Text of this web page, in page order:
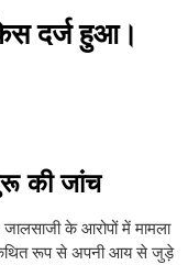
केस दर्ज हुआ।
की जांच
के आरोपों में मामला
ने कथित रूप से अपनी आय से जुड़े